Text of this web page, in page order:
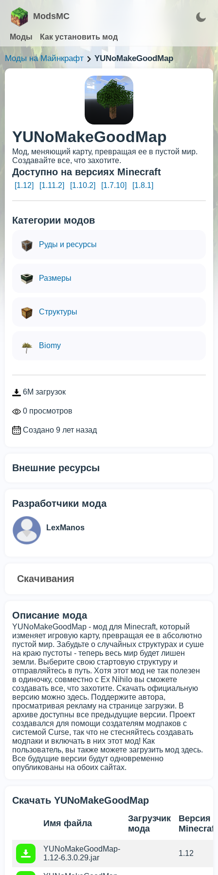
ModsMC
Моды Как установить мод
Моды на Майнкрафт YUNoMakeGoodMap
YUNoMakeGoodMap
Мод, меняющий карту, превращая ее в пустой мир.
Создавайте все, что захотите.
Доступно на версиях Minecraft
[1.12] [1.11.2] [1.10.2] [1.7.10] [1.8.1]
Категории модов
Руды и ресурсы
Размеры
Структуры
Biomy
6M загрузок
0 просмотров
Создано 9 лет назад
Внешние ресурсы
Разработчики мода
LexManos
Скачивания
Описание мода
YUNoMakeGoodMap - мод для Minecraft, который
изменяет игровую карту, превращая ее в абсолютно
пустой мир. Забудьте о случайных структурах и суше
на краю пустоты - теперь весь мир будет лишен
земли. Выберите свою стартовую структуру и
отправляйтесь в путь. Хотя этот мод не так полезен
в одиночку, совместно с Ex Nihilo вы сможете
создавать все, что захотите. Скачать официальную
версию можно здесь. Поддержите автора,
просматривая рекламу на странице загрузки. В
архиве доступны все предыдущие версии. Проект
создавался для помощи создателям модпаков с
системой Curse, так что не стесняйтесь создавать
модпаки и включать в них этот мод! Как
пользователь, вы также можете загрузить мод здесь.
Все будущие версии будут одновременно
опубликованы на обоих сайтах.
Скачать YUNoMakeGoodMap
Имя файла
Загрузчик
мода
Версия
Minecraft
YUNoMakeGoodMap-
1.12-6.3.0.29.jar
1.12